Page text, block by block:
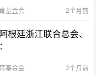
基金会 2个月前
根廷浙江联合总会、
基金会 2个月前